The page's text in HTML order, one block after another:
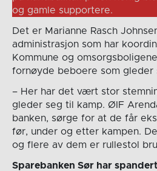
og gamle supportere.
Det er Marianne Rasch
administrasjon som har
Kommune og
fornøyde beboere som gleder
– Her har det vært stor
gleder seg til kamp. ØIF
banken, sørge for at de får
før, under og etter kampen.
og flere av dem er rullestol
Sparebanken Sør har